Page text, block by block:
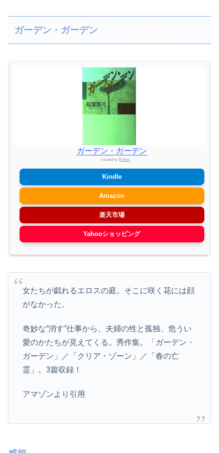
ガーデン・ガーデン
ガーデン・ガーデン
created by Rinker
Kindle
Amazon
楽天市場
Yahooショッピング
女たちが戯れるエロスの庭。そこに咲く花には顔
がなかった。
奇妙な“消す”仕事から、夫婦の性と孤独、危うい
愛のかたちが見えてくる。秀作集。「ガーデン・
ガーデン」／「クリア・ゾーン」／「春の亡
霊」。3篇収録！
アマゾンより引用